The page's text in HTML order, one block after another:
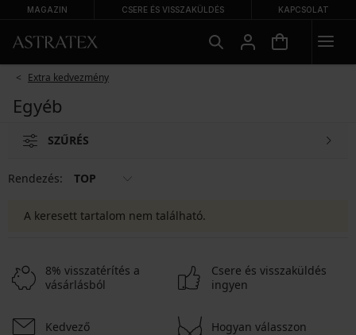
MAGAZIN CSERE ÉS VISSZAKÜLDÉS KAPCSOLAT
Extra kedvezmény
Egyéb
SZŰRÉS
Rendezés: TOP
A keresett tartalom nem található.
8% visszatérítés a
vásárlásból
Csere és visszaküldés
ingyen
Kedvező Hogyan válasszon